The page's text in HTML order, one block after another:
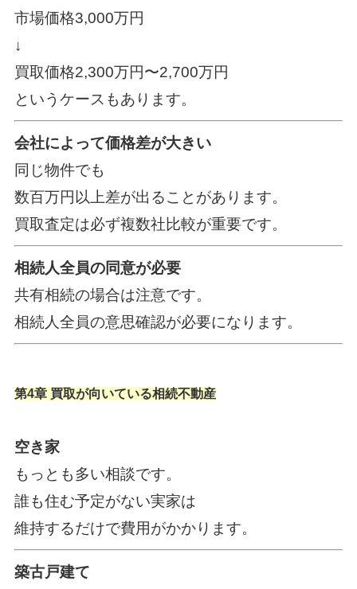
市場価格3,000万円
↓
買取価格2,300万円〜2,700万円
というケースもあります。
会社によって価格差が大きい
同じ物件でも
数百万円以上差が出ることがあります。
買取査定は必ず複数社比較が重要です。
相続人全員の同意が必要
共有相続の場合は注意です。
相続人全員の意思確認が必要になります。
第4章 買取が向いている相続不動産
空き家
もっとも多い相談です。
誰も住む予定がない実家は
維持するだけで費用がかかります。
築古戸建て